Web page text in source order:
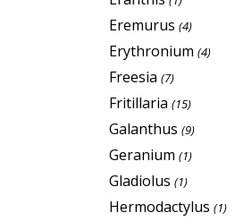
Eremurus (4)
Erythronium (4)
Freesia (7)
Fritillaria (15)
Galanthus (9)
Geranium (1)
Gladiolus (1)
Hermodactylus (1)